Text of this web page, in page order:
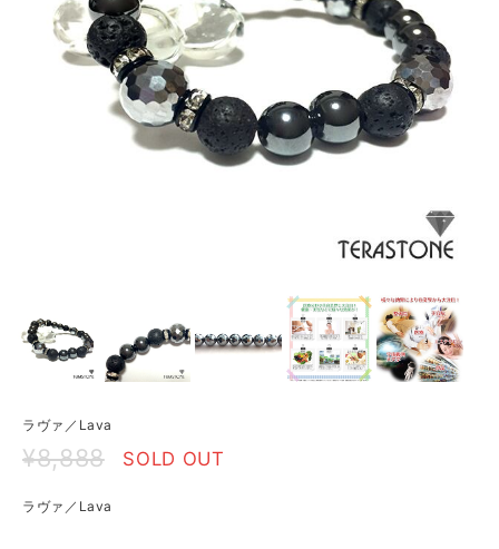
ラヴァ／Lava
¥8,888 SOLD OUT
ラヴァ／Lava